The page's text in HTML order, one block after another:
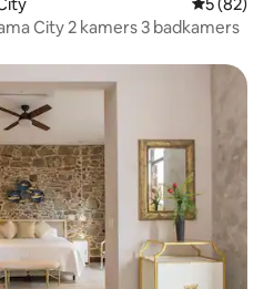
City 2 kamers 3 badkamers